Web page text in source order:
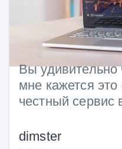
Вы удивительно
мне кажется
честный сервис
dimster